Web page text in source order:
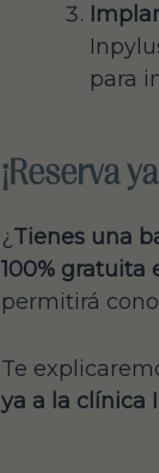
para
¡Reserva
¿ Tienes una
100% gratuita
permitirá
Te
ya a la clínica